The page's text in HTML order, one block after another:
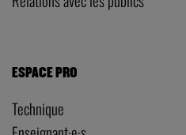
ESPACE PRO
Technique